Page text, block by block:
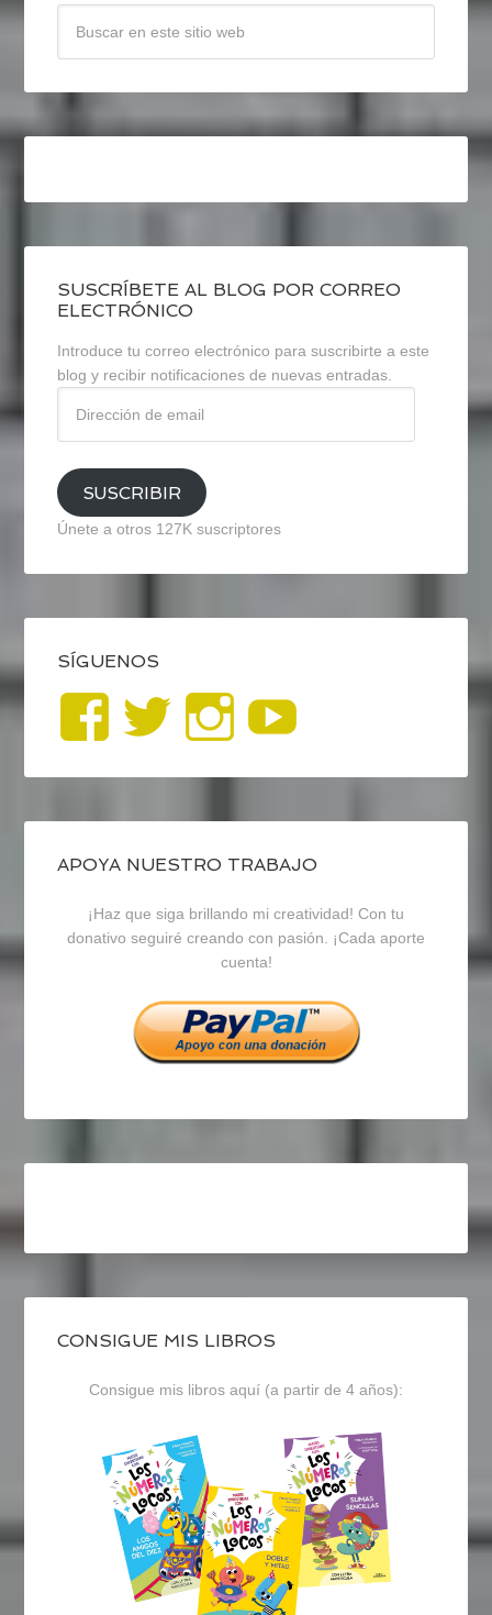
SUSCRÍBETE AL BLOG POR CORREO
ELECTRÓNICO
Introduce tu correo electrónico para suscribirte a este
blog y recibir notificaciones de nuevas entradas.
email
SUSCRIBIR
Únete a otros 127K suscriptores
SÍGUENOS
Ver
perfil
de
blogrecursosep
en
Facebook
Ver
perfil
de
recursosep
en
Twitter
Ver
perfil
de
recursosep
en
Instagram
APOYA NUESTRO TRABAJO
¡Haz que siga brillando mi creatividad! Con tu
donativo seguiré creando con pasión. ¡Cada aporte
cuenta!
CONSIGUE MIS LIBROS
Consigue mis libros aquí (a partir de 4 años):